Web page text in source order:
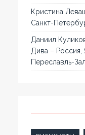
Кристина
Санкт-
Даниил
Дива – Россия,
Переславль-